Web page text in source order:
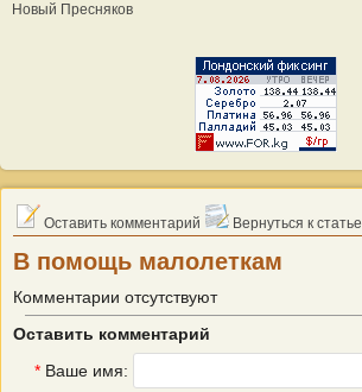
Новый Пресняков
Оставить комментарий Вернуться к статье
В помощь малолеткам
Комментарии отсутствуют
Оставить комментарий
* Ваше имя: